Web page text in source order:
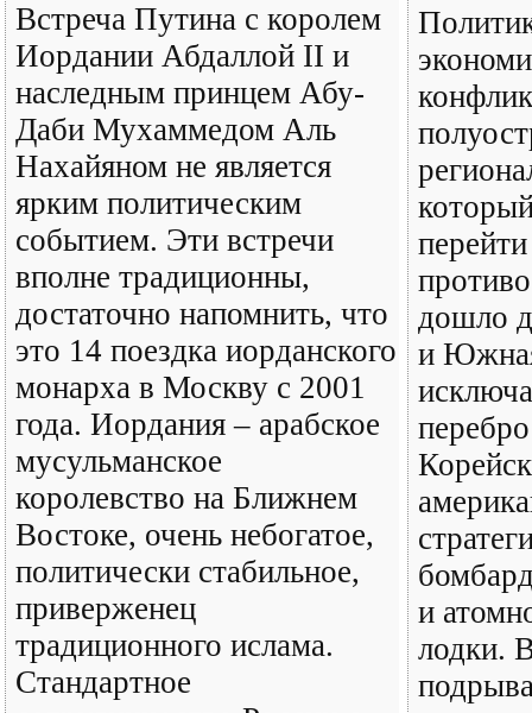
Встреча Путина с королем
Иордании Абдаллой II и
наследным принцем Абу-
Даби Мухаммедом Аль
Нахайяном не является
ярким политическим
событием. Эти встречи
вполне традиционны,
достаточно напомнить, что
это 14 поездка иорданского
монарха в Москву с 2001
года. Иордания – арабское
мусульманское
королевство на Ближнем
Востоке, очень небогатое,
политически стабильное,
приверженец
традиционного ислама.
Стандартное
дошло
и
и
лодки.